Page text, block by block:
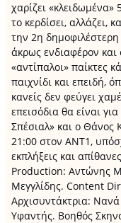
χαρίζει
το κερδίσει, αλλάζει,
την 2η
άκρως ενδιαφέρον και
«αντίπαλοι» παίκτες
παιχνίδι και επειδή,
κανείς δεν φεύγει
επεισόδια θα είναι
Σπέσιαλ» και ο Θάνος
21:00 στον ΑΝΤ1,
εκπλήξεις και
Production: Αντώνης
Μεγγλίδης. Content
Αρχισυντάκτρια:
Υφαντής. Βοηθός